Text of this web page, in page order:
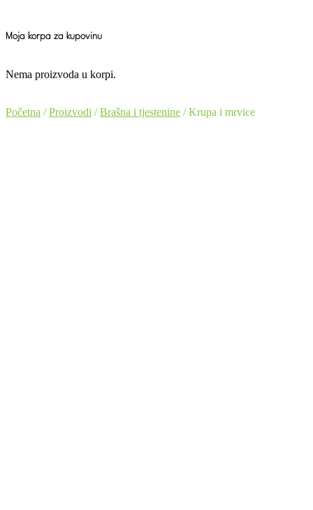
Moja korpa za kupovinu
Nema proizvoda u korpi.
Početna /Proizvodi /Brašna i tjestenine / Krupa i mrvice